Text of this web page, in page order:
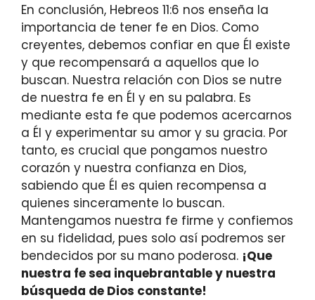
En conclusión, Hebreos 11:6 nos enseña la
importancia de tener fe en Dios. Como
creyentes, debemos confiar en que Él existe
y que recompensará a aquellos que lo
buscan. Nuestra relación con Dios se nutre
de nuestra fe en Él y en su palabra. Es
mediante esta fe que podemos acercarnos
a Él y experimentar su amor y su gracia. Por
tanto, es crucial que pongamos nuestro
corazón y nuestra confianza en Dios,
sabiendo que Él es quien recompensa a
quienes sinceramente lo buscan.
Mantengamos nuestra fe firme y confiemos
en su fidelidad, pues solo así podremos ser
bendecidos por su mano poderosa. ¡Que
nuestra fe sea inquebrantable y nuestra
búsqueda de Dios constante!